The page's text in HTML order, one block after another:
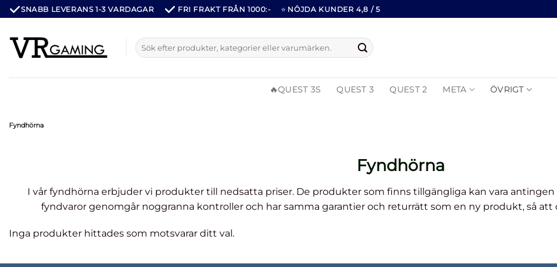
Hoppa
till
innehåll
SNABB LEVERANS 1-3 VARDAGAR FRI FRAKT FRÅN 1000:- ⭐ NÖJDA KUNDER 4,8 / 5
Sök
efter:
🔥QUEST 3S QUEST 3 QUEST 2 META ÖVRIGT
Fyndhörna
Fyndhörna
I vår fyndhörna erbjuder vi produkter till nedsatta priser. De produkter som finns tillgängliga kan vara
fyndvaror genomgår noggranna kontroller och har samma garantier och returrätt som en ny produkt, så
Inga produkter hittades som motsvarar ditt val.